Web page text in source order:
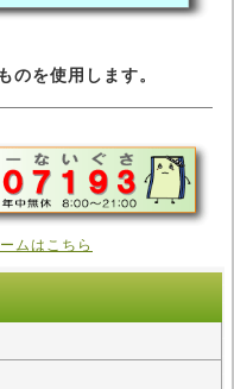
のを使用します。
ムはこちら